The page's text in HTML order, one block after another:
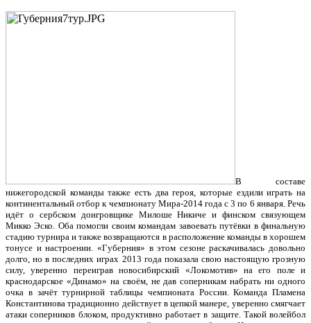
В составе
нижегородской команды также есть два героя, которые ездили играть на
континентальный отбор к чемпионату Мира-2014 года с 3 по 6 января. Речь
идёт о сербском доигровщике Милоше Никиче и финском связующем
Микко Эско. Оба помогли своим командам завоевать путёвки в финальную
стадию турнира и также возвращаются в расположение команды в хорошем
тонусе и настроении. «Губерния» в этом сезоне раскачивалась довольно
долго, но в последних играх 2013 года показала свою настоящую грозную
силу, уверенно переиграв новосибирский «Локомотив» на его поле и
краснодарское «Динамо» на своём, не дав соперникам набрать ни одного
очка в зачёт турнирной таблицы чемпионата России. Команда Пламена
Константинова традиционно действует в цепкой манере, уверенно смягчает
атаки соперников блоком, продуктивно работает в защите. Такой волейбол